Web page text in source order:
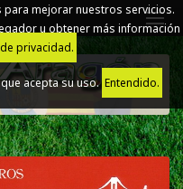
mejorar nuestros servicios.
u obtener más información
privacidad.
acepta su uso.Entendido.